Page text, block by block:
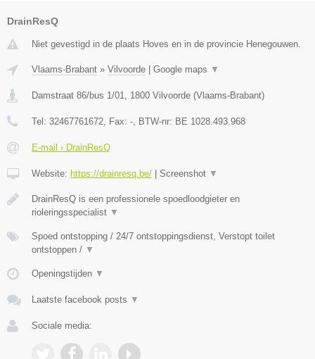
DrainResQ
Niet gevestigd in de plaats Hoves en in de provincie Henegouwen.
Vlaams-Brabant » Vilvoorde | Google maps ▼
Damstraat 86/bus 1/01 1800 Vilvoorde (Vlaams-Brabant)
Tel: 32467761672 , Fax: - , BTW-nr: BE 1028.493.968
E-mail › DrainResQ
Website: https://drainresq.be/ | Screenshot ▼
DrainResQ is een professionele spoedloodgieter en
rioleringsspecialist ▼
Spoed ontstopping / 24/7 ontstoppingsdienst, Verstopt toilet
ontstoppen / ▼
Openingstijden ▼
Laatste facebook posts ▼
Sociale media: